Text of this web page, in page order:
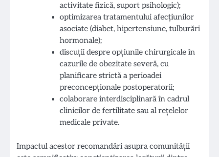
activitate fizică, suport psihologic);
optimizarea tratamentului afecțiunilor
asociate (diabet, hipertensiune, tulburări
hormonale);
discuții despre opțiunile chirurgicale în
cazurile de obezitate severă, cu
planificare strictă a perioadei
preconcepționale postoperatorii;
colaborare interdisciplinară în cadrul
clinicilor de fertilitate sau al rețelelor
medicale private.
Impactul acestor recomandări asupra comunității